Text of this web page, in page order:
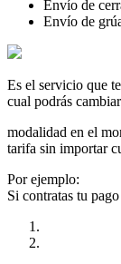
Envío de
Envío de
Es el servicio que
cual podrás
modalidad en el
tarifa sin importar
Por ejemplo:
Si contratas tu